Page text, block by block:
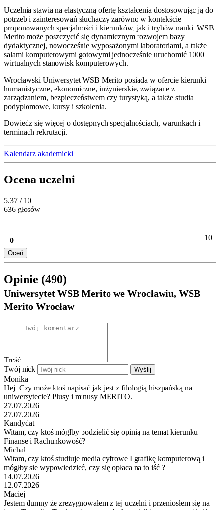
Uczelnia stawia na elastyczną ofertę kształcenia dostosowując ją do
potrzeb i zainteresowań słuchaczy zarówno w kontekście
proponowanych specjalności i kierunków, jak i trybów nauki. WSB
Merito może poszczycić się dynamicznym rozwojem bazy
dydaktycznej, nowocześnie wyposażonymi laboratoriami, a także
salami komputerowymi gotowymi jednocześnie uruchomić 1000
wirtualnych stanowisk komputerowych.
Wrocławski Uniwersytet WSB Merito posiada w ofercie kierunki
humanistyczne, ekonomiczne, inżynierskie, związane z
zarządzaniem, bezpieczeństwem czy turystyką, a także studia
podyplomowe, kursy i szkolenia.
Dowiedz się więcej o dostępnych specjalnościach, warunkach i
terminach rekrutacji.
Kalendarz akademicki
Ocena uczelni
5.37 / 10
636 głosów
0 10
Oceń
Opinie (490)
Uniwersytet WSB Merito we Wrocławiu, WSB
Merito Wrocław
Treść
Twój nick
Wyślij
Monika
Hej. Czy może ktoś napisać jak jest z filologią hiszpańską na
uniwersytecie? Plusy i minusy MERITO.
27.07.2026
27.07.2026
Kandydat
Witam, czy ktoś mógłby podzielić się opinią na temat kierunku
Finanse i Rachunkowość?
Michał
Witam, czy ktoś studiuje media cyfrowe I grafikę komputerową i
mógłby sie wypowiedzieć, czy się opłaca na to iść ?
14.07.2026
12.07.2026
Maciej
Jestem dumny że zrezygnowałem z tej uczelni i przeniosłem się na